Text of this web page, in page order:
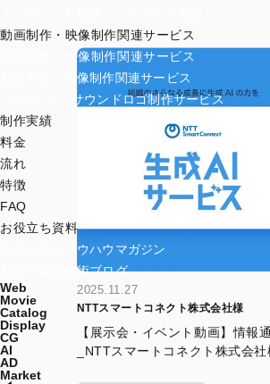
動画制作・映像制作関連サービス
動画制作・映像制作関連サービス
動画制作・映像制作関連サービス
CMソング・サウンドロゴ制作サービス
制作実績
料金
流れ
特徴
FAQ
お役立ち資料
動画制作のノウハウマガジン
動画の最新技術ブログ
Web
Movie
Catalog
Display
CG
AI
AD
Market
2025.11.27
NTTスマートコネクト株式会社様
【展示会・イベント動画】情報
_NTTスマートコネクト株式会社